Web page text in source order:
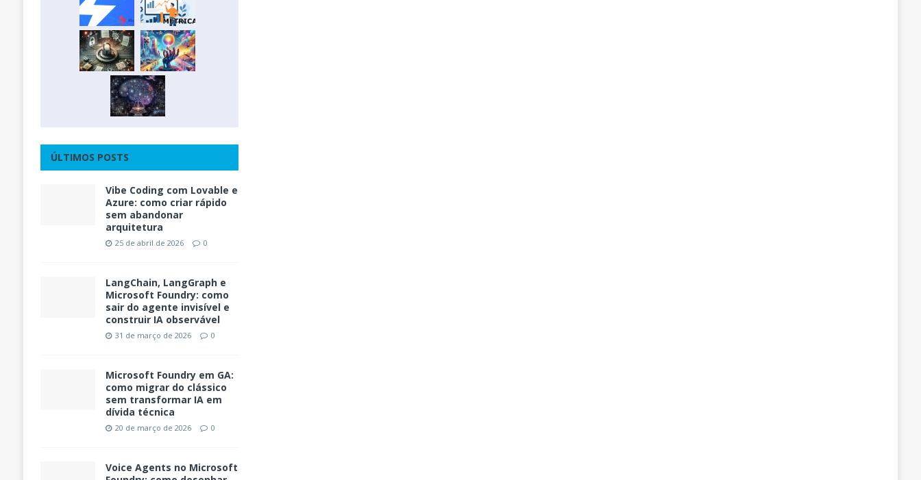
ÚLTIMOS POSTS
Vibe Coding com Lovable e
Azure: como criar rápido
sem abandonar
arquitetura
25 de abril de 2026 0
LangChain, LangGraph e
Microsoft Foundry: como
sair do agente invisível e
construir IA observável
31 de março de 2026 0
Microsoft Foundry em GA:
como migrar do clássico
sem transformar IA em
dívida técnica
20 de março de 2026 0
Voice Agents no Microsoft